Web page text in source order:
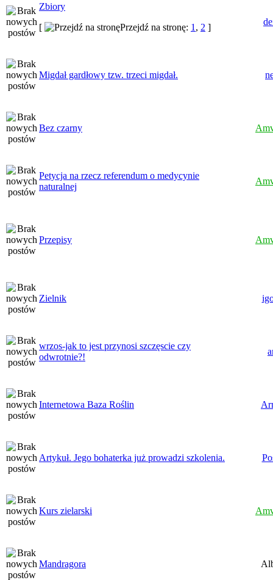
Zbiory
[
Przejdź na stronę: 1 , 2 ]
Migdał gardłowy tzw. trzeci migdał.
Bez czarny
Petycja na rzecz referendum o medycynie
naturalnej
Przepisy
Zielnik
wrzos-jak to jest przynosi szczęscie czy
odwrotnie?!
Internetowa Baza Roślin
Artykuł. Jego bohaterka już prowadzi szkolenia.
Kurs zielarski
Mandragora